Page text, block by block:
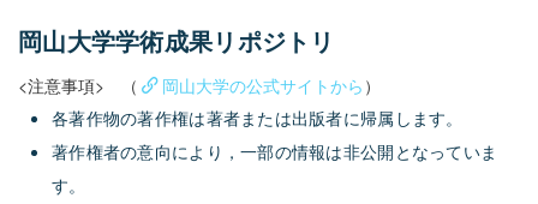
岡山大学学術成果リポジトリ
<注意事項> （ 岡山大学の公式サイトから ）
各著作物の著作権は著者または出版者に帰属します。
著作権者の意向により，一部の情報は非公開となっていま
す。